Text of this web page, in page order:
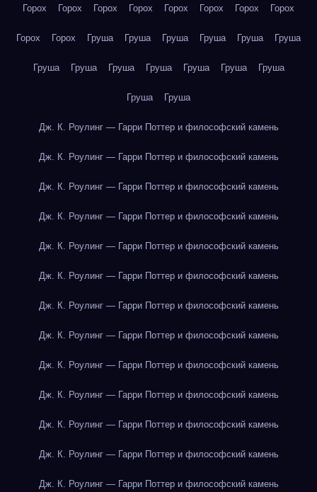
Горох Горох Горох Горох Горох Горох Горох Горох
Горох Горох Груша Груша Груша Груша Груша Груша
Груша Груша Груша Груша Груша Груша Груша
Груша Груша
Дж. К. Роулинг — Гарри Поттер и философский камень
Дж. К. Роулинг — Гарри Поттер и философский камень
Дж. К. Роулинг — Гарри Поттер и философский камень
Дж. К. Роулинг — Гарри Поттер и философский камень
Дж. К. Роулинг — Гарри Поттер и философский камень
Дж. К. Роулинг — Гарри Поттер и философский камень
Дж. К. Роулинг — Гарри Поттер и философский камень
Дж. К. Роулинг — Гарри Поттер и философский камень
Дж. К. Роулинг — Гарри Поттер и философский камень
Дж. К. Роулинг — Гарри Поттер и философский камень
Дж. К. Роулинг — Гарри Поттер и философский камень
Дж. К. Роулинг — Гарри Поттер и философский камень
Дж. К. Роулинг — Гарри Поттер и философский камень